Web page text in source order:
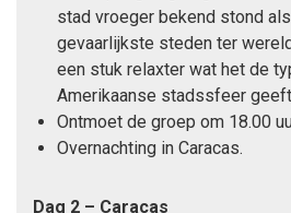
stad vroeger bekend stond
gevaarlijkste steden ter
een stuk relaxter wat het de
Amerikaanse stadssfeer
Ontmoet de groep om 18.00
Overnachting in Caracas.
Dag 2 – Caracas